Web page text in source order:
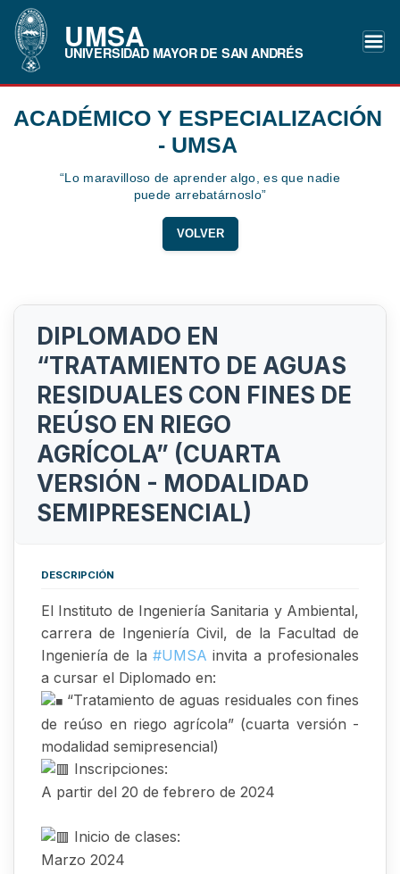
UMSA
UNIVERSIDAD MAYOR DE SAN ANDRÉS
ACADÉMICO Y ESPECIALIZACIÓN
- UMSA
“Lo maravilloso de aprender algo, es que nadie
puede arrebatárnoslo”
VOLVER
DIPLOMADO EN
“TRATAMIENTO DE AGUAS
RESIDUALES CON FINES DE
REÚSO EN RIEGO
AGRÍCOLA” (CUARTA
VERSIÓN - MODALIDAD
SEMIPRESENCIAL)
DESCRIPCIÓN
El Instituto de Ingeniería Sanitaria y Ambiental,
carrera de Ingeniería Civil, de la Facultad de
Ingeniería de la #UMSA invita a profesionales
a cursar el Diplomado en:
“Tratamiento de aguas residuales con fines
de reúso en riego agrícola” (cuarta versión -
modalidad semipresencial)
Inscripciones:
A partir del 20 de febrero de 2024
Inicio de clases:
Marzo 2024